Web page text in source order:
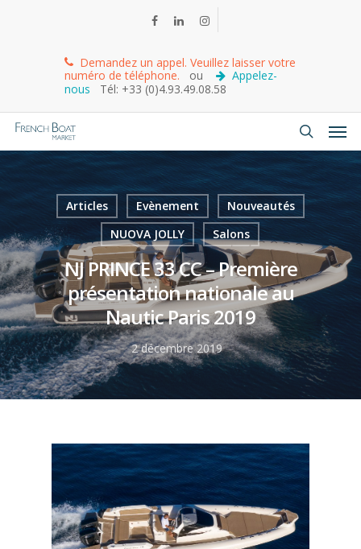
Demandez un appel. Veuillez laisser votre
numéro de téléphone. ou
Appelez-
nous
Tél: +33 (0)4.93.49.08.58
Articles Evènement
Nouveautés
NUOVA JOLLY
Salons
NJ PRINCE 33 CC – Première
présentation nationale au
Nautic Paris 2019
2 décembre 2019